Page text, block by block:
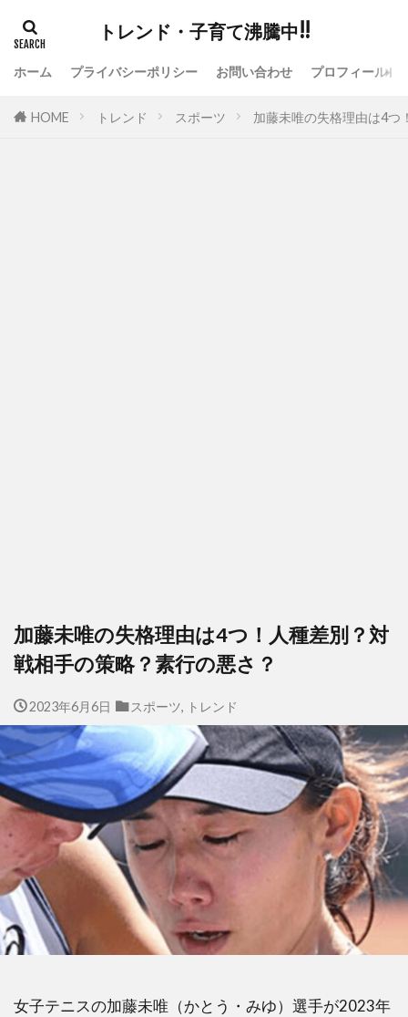
トレンド・子育て沸騰中!!
ホーム プライバシーポリシー お問い合わせ プロフィール
HOME トレンド スポーツ 加藤未唯の失格理由は4つ
加藤未唯の失格理由は4つ！人種差別？対
戦相手の策略？素行の悪さ？
2023年6月6日 スポーツ, トレンド
女子テニスの加藤未唯（かとう・みゆ）選手が2023年